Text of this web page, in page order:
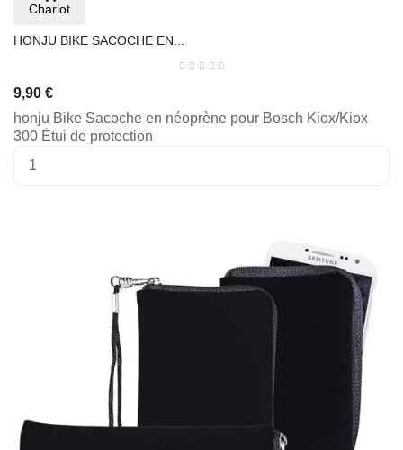
Chariot
HONJU BIKE SACOCHE EN...
9,90 €
honju Bike Sacoche en néoprène pour Bosch Kiox/Kiox
300 Étui de protection